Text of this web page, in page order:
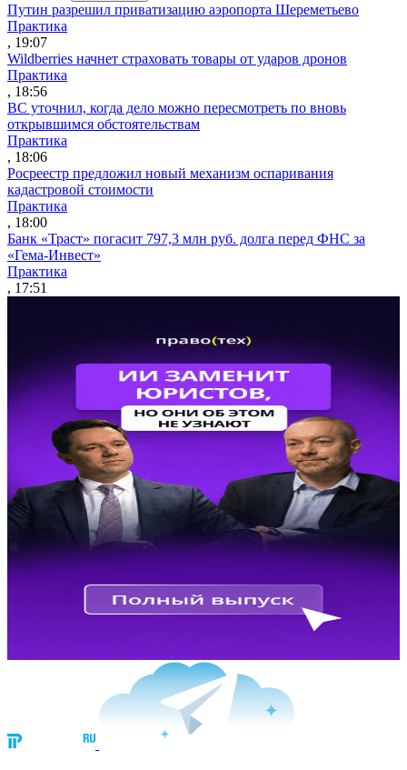
Путин разрешил приватизацию аэропорта Шереметьево
Практика
, 19:07
Wildberries начнет страховать товары от ударов дронов
Практика
, 18:56
ВС уточнил, когда дело можно пересмотреть по вновь
открывшимся обстоятельствам
Практика
, 18:06
Росреестр предложил новый механизм оспаривания
кадастровой стоимости
Практика
, 18:00
Банк «Траст» погасит 797,3 млн руб. долга перед ФНС за
«Гема-Инвест»
Практика
, 17:51